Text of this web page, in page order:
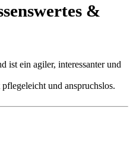
&
ist ein agiler, interessanter und
und anspruchslos.